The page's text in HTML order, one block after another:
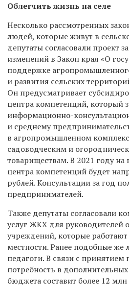
Облегчить жизнь на селе
Несколько рассмотренных
людей, которые живут в
депутаты согласовали проект
изменений в Закон края «О
поддержке
и развития сельских
Он предусматривает
центра компетенций, который
информационно-
и среднему
в агропромышленном
садоводческим и
товариществам. В 2021 году на
центра компетенций будет
рублей. Консультации за год
предпринимателей.
Также депутаты согласовали
услуг ЖКХ для руководителей
учреждений, которые работают
местности. Ранее подобные же
педагоги. В связи с принятием
потребность в
бюджета составит более 12